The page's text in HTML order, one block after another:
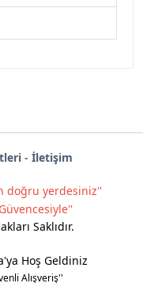
- İletişim
doğru yerdesiniz''
Saklıdır.
Alışveriş''